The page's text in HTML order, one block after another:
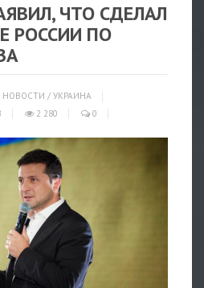
ЧТО СДЕЛАЛ
РОССИИ ПО
НОВОСТИ / УКРАИНА
2 280 0